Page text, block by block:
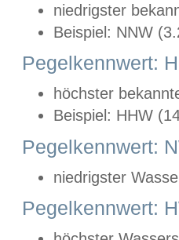
niedrigster
Beispiel: NNW
Pegelkennwert:
höchster
Beispiel: HHW
Pegelkennwert:
niedrigster
Pegelkennwert: